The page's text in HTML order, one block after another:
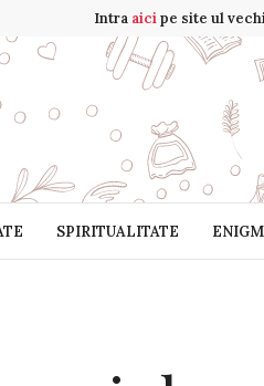
Intra aicipe site ul
SPIRITUALITATE